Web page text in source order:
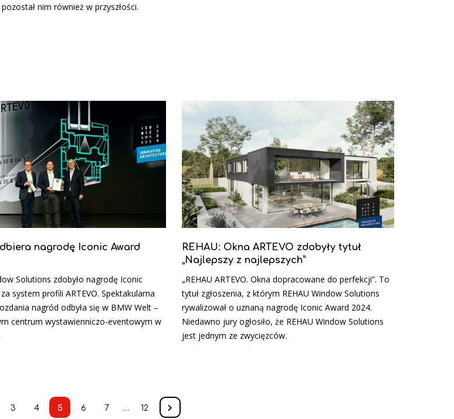
nim również w przyszłości.
nagrodę Iconic Award
Solutions zdobyło nagrodę Iconic
system profili ARTEVO. Spektakularna
nagród odbyła się w BMW Welt –
centrum wystawienniczo-eventowym w
REHAU: Okna ARTEVO zdobyły tytuł
„Najlepszy z najlepszych”
„REHAU ARTEVO. Okna dopracowane do perfekcji”. To
tytuł zgłoszenia, z którym REHAU Window Solutions
rywalizował o uznaną nagrodę Iconic Award 2024.
Niedawno jury ogłosiło, że REHAU Window Solutions
jest jednym ze zwycięzców.
3 4 5 6 7 … 12